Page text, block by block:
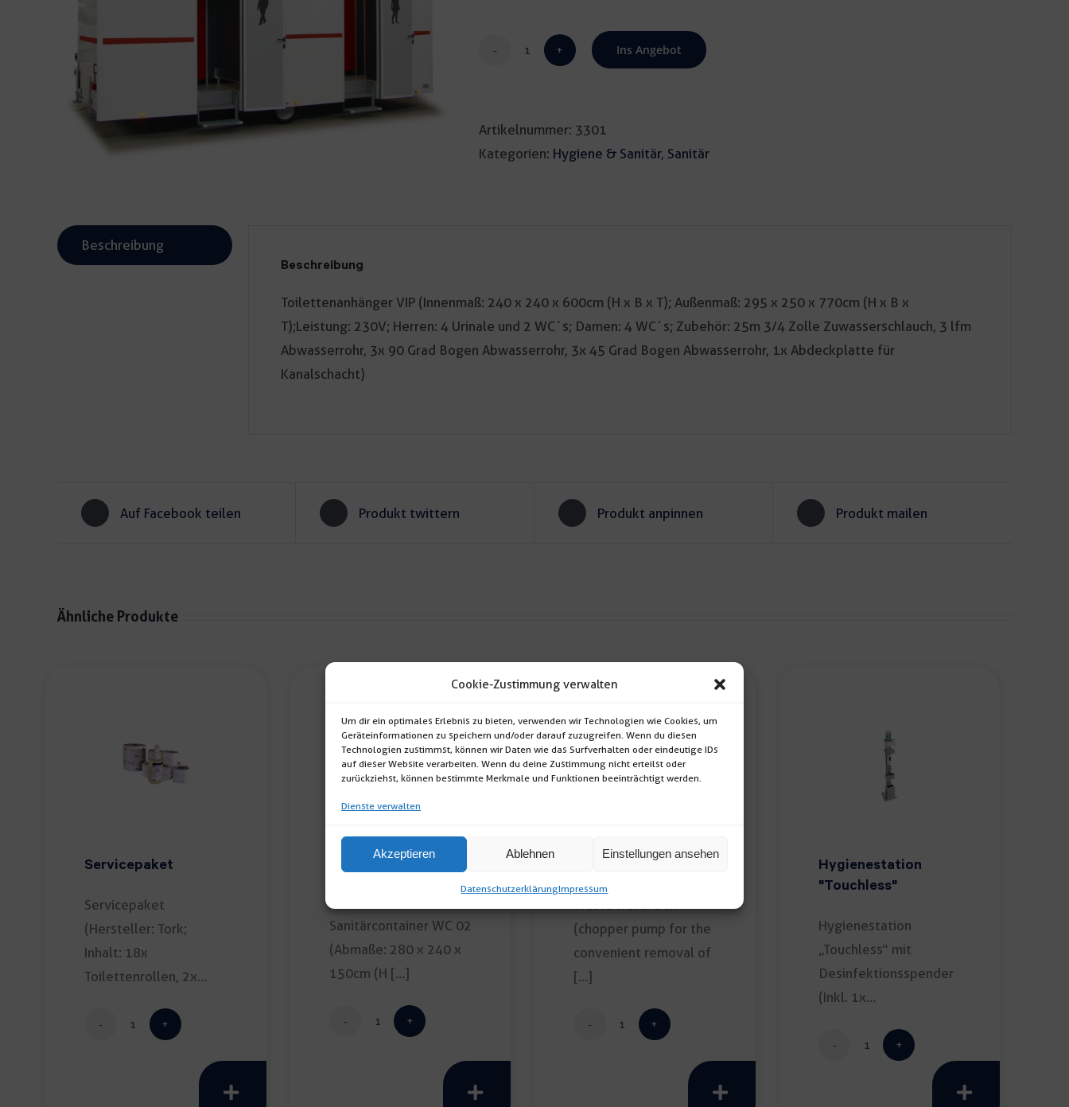
Cookie-Zustimmung verwalten
Um dir ein optimales Erlebnis zu bieten, verwenden wir Technologien wie Cookies, um
Geräteinformationen zu speichern und/oder darauf zuzugreifen. Wenn du diesen
Technologien zustimmst, können wir Daten wie das Surfverhalten oder eindeutige IDs
auf dieser Website verarbeiten. Wenn du deine Zustimmung nicht erteilst oder
zurückziehst, können bestimmte Merkmale und Funktionen beeinträchtigt werden.
Dienste verwalten
Akzeptieren Ablehnen Einstellungen ansehen
DatenschutzerklärungImpressum
Toilettenanhänger
Menge
Ins Angebot
Artikelnummer: 3301
Kategorien: Hygiene & Sanitär, Sanitär
Beschreibung
Beschreibung
Toilettenanhänger VIP (Innenmaß: 240 x 240 x 600cm (H x B x T); Außenmaß: 295 x 250 x 770cm (H x B x
T);Leistung: 230V; Herren: 4 Urinale und 2 WC´s; Damen: 4 WC´s; Zubehör: 25m 3/4 Zolle Zuwasserschlauch, 3 lfm
Abwasserrohr, 3x 90 Grad Bogen Abwasserrohr, 3x 45 Grad Bogen Abwasserrohr, 1x Abdeckplatte für
Kanalschacht)
Auf Facebook teilen Produkt twittern Produkt anpinnen Produkt mailen
Ähnliche Produkte
Servicepaket
Servicepaket
(Hersteller: Tork;
Inhalt: 18x
Toilettenrollen, 2x
[…]
Servicepaket
Sanitärcontainer WC
Sanitärcontainer WC 02
(Abmaße: 280 x 240 x
150cm (H […]
Sanitärcontainer
Waste water box
(chopper pump for the
convenient removal of
[…]
Abwasserbox
Hygienestation
"Touchless"
Hygienestation
„Touchless“ mit
Desinfektionsspender
(Inkl. 1x
sensorgesteuert;
Hygienestation
"Touchless"